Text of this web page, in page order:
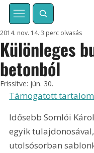
Különleges
betonból
2014. nov. 14. 3 perc olvasás
Frissítve: jún. 30.
Támogatott tartalom
Idősebb Somlói
egyik
utolsósorban